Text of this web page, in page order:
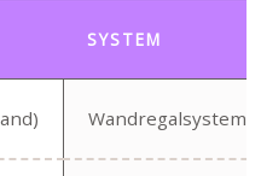
SYSTEM
Wandregalsystem